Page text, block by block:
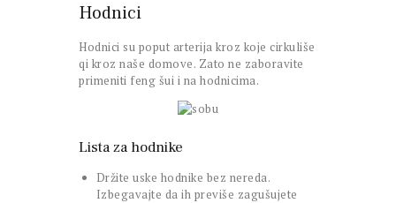
Hodnici
Hodnici su poput arterija kroz koje cirkuliše
qi kroz naše domove. Zato ne zaboravite
primeniti feng šui i na hodnicima.
Lista za hodnike
Držite uske hodnike bez nereda.
Izbegavajte da ih previše zagušujete